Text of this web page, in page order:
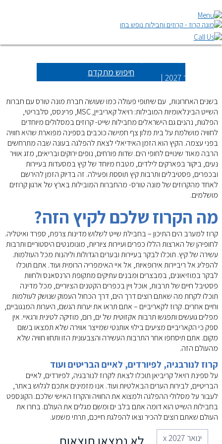
ינואר 2027 | חיפוש מתקדם
בשנים האחרונות, עם שיתופי פעולה כמו שעושה חברת מונה טורס עם חברות
השייט הבינלאומיות המובילות: רויאל קאריביין, MSC, פרינסס, סלבריטי,
הפלגות, נהנים גם הישראלים מחבילות שייט- קרוזים במסלולים מיוחדים
לחוויה מושלמת על בית מלון צף חמישה כוכבים בספינה מפוארת שהיא חוויה
בפני עצמה. הקיץ הוא הזמן האידיאלי לצאת להפלגה בעונה שבה מתרחשים
הרבה מאוד שינויים לחופי הים. שדות פורחים, נופים ירוקים ובריאים, מזג אוויר
נעים, ביקור בפארקים לילדים, מטבח מיוחד של קיץ במסעדות בעיירות
ובכפרים, פסטיבלים ותרבות קיץ תוססת ופעילה. זה בדיוק הזמן להירשם
לאחד מהקרוזים של מונה טורס- מהחברות המובילות בארץ של ארגון קרוזים
מושלמים.
מה הקרוז שלכם לקיץ הזה?
קרוז למערב הים התיכון – בחבילת שייט לשלוש מדינות צרפת, ספרד ואיטליה.
לחופיהן של הארצות הללו כפרים ועיירות ציוריות, מונומנטים היסטוריים ותרבות
עשירה של קיץ. תוכלו לבקר בעיירות ובערים הגדולות וליהנות מכל העולמות.
להפליג אל ריביירות אירופאיות, אל איי האימפריה הרומית ועוד. אתם תוכלו
לבקר במוזיאונים, במבצרים ומבנים עתיקים מתקופת הרנסאנס ולחוות
פסטיבל חיים של תרבות, אוכל ויין בכפרים הקטנים הציוריים, מכל מדינה
תוכלו לקחת מה שאתם רוצים דרך הים, דרך הכחול העמוק שנושק לעולמות
וחיים אחרים. קרוז לקאריביים – אתם תראו את יערות הגשם, היערות המנגוביים,
מפלים גועשים ותפגשו תרבות אקזוטית של ים, רום, מוזיקה לטינית ורגאיי. אין
ספק כי הקאריביים מציעים בילוי אותנטי שמייצר אווירה שלא תמצאו בשום
מקום. אתם תיסחפו אחר התרבות העשירה והצבעונית הזו ותחוו חוויה שלא
מהעולם הזה.
קרוז לנורבגיה, לפיורדים, לאיים הבריטים ועוד
על ספינת רויאל קריביאן תוכלו לצאת לקרוז לנורבגיה, לפיורדים, לאיים
הבריטיים, לבירות הערים הבאלטיות ועוד. אנו מזמינים אתכם לגלוש באתר,
לעבור על מסלולי ההפלגה ולמצוא את החוויה והקרוז האישי שלכם. הקונספט
בחבילות השייט הוא דומה אתם בלב ים ומשם מגלים את העולם. בחרו את
העולם שאתם רוצים להכיר וצאו להפלגת חייכם, תרתי משמע.
ינואר 2027 x